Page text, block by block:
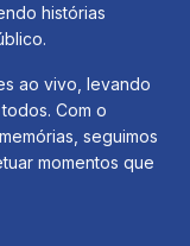
histórias
ao vivo, levando
Com o
seguimos
momentos que